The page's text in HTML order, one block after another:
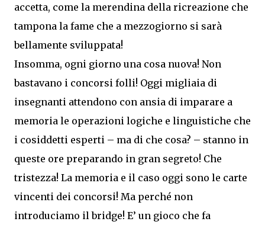
accetta, come la merendina della ricreazione che
tampona la fame che a mezzogiorno si sarà
bellamente sviluppata!
Insomma, ogni giorno una cosa nuova! Non
bastavano i concorsi folli! Oggi migliaia di
insegnanti attendono con ansia di imparare a
memoria le operazioni logiche e linguistiche che
i cosiddetti esperti – ma di che cosa? – stanno in
queste ore preparando in gran segreto! Che
tristezza! La memoria e il caso oggi sono le carte
vincenti dei concorsi! Ma perché non
introduciamo il bridge! E’ un gioco che fa